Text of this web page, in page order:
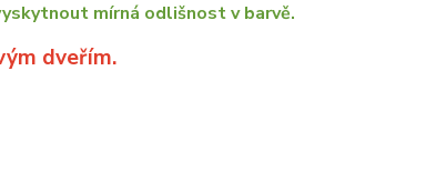
mírná odlišnost v barvě.
dveřím.